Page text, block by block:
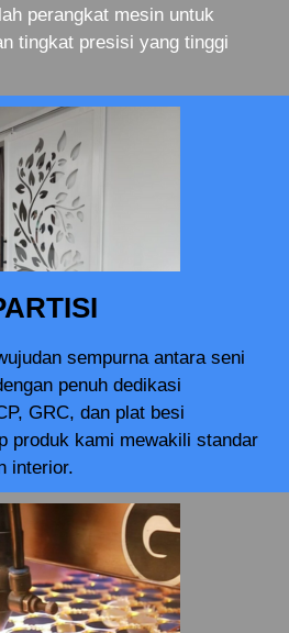
perangkat mesin untuk
tingkat presisi yang tinggi
sempurna antara seni
penuh dedikasi
GRC, dan plat besi
produk kami mewakili standar
interior.